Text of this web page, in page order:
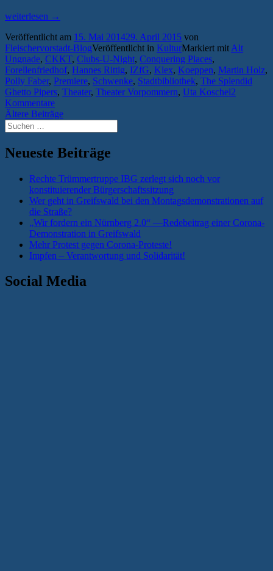
„Kurze
lange
Nächte
–
das
Greifswalder
Wochenende
im
Überblick
#43“
weiterlesen →
Veröffentlicht am 15. Mai 201429. April 2015 von
Fleischervorstadt-BlogVeröffentlicht in KulturMarkiert mit Alt
Ungnade, CKKT, Clubs-U-Night, Conquering Places,
Forellenfriedhof, Hannes Rittig, IZfG, Klex, Koeppen, Martin Holz,
Polly Faber, Premiere, Schwenke, Stadtbibliothek, The Splendid
Ghetto Pipers, Theater, Theater Vorpommern, Uta Koschel2
Kommentare
Beitragsnavigation
Ältere Beiträge
Suchen
nach:
Neueste Beiträge
Rechte Trümmertruppe IBG zerlegt sich noch vor
konstituierender Bürgerschaftssitzung
Wer geht in Greifswald bei den Montagsdemonstrationen auf
die Straße?
„Wir fordern ein Nürnberg 2.0“ —Redebeitrag einer Corona-
Demonstration in Greifswald
Mehr Protest gegen Corona-Proteste!
Impfen – Verantwortung und Solidarität!
Social Media